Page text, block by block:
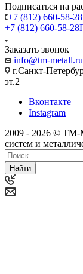
Подписаться на
+7 (812) 660-58-28
+7 (812) 660-58-28
Заказать звонок
info@tm-metall.ru
г.Санкт-
эт.2
Вконтакте
Instagram
2009 - 2026 © ТМ-
систем и
Найти